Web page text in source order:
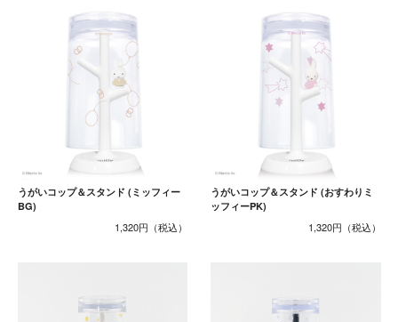
うがいコップ＆スタンド (ミッフィー
BG)
1,320円
うがいコップ＆スタンド (おすわりミ
ッフィーPK)
1,320円